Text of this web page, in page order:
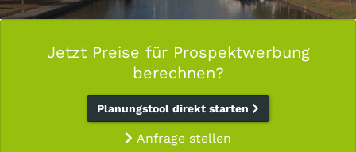
Jetzt Preise für Prospektwerbung
berechnen?
Planungstool direkt starten
Anfrage stellen